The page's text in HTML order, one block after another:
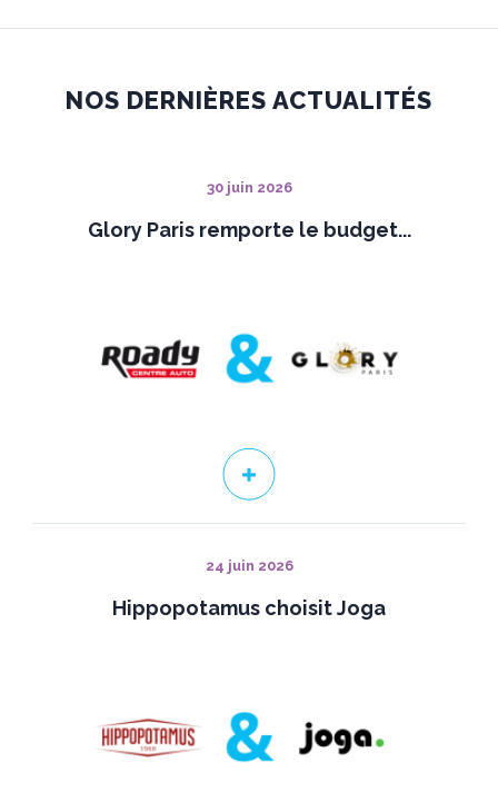
NOS DERNIÈRES ACTUALITÉS
30 juin 2026
Glory Paris remporte le budget...
24 juin 2026
Hippopotamus choisit Joga